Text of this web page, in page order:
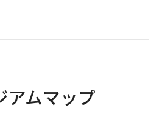
アムマップ